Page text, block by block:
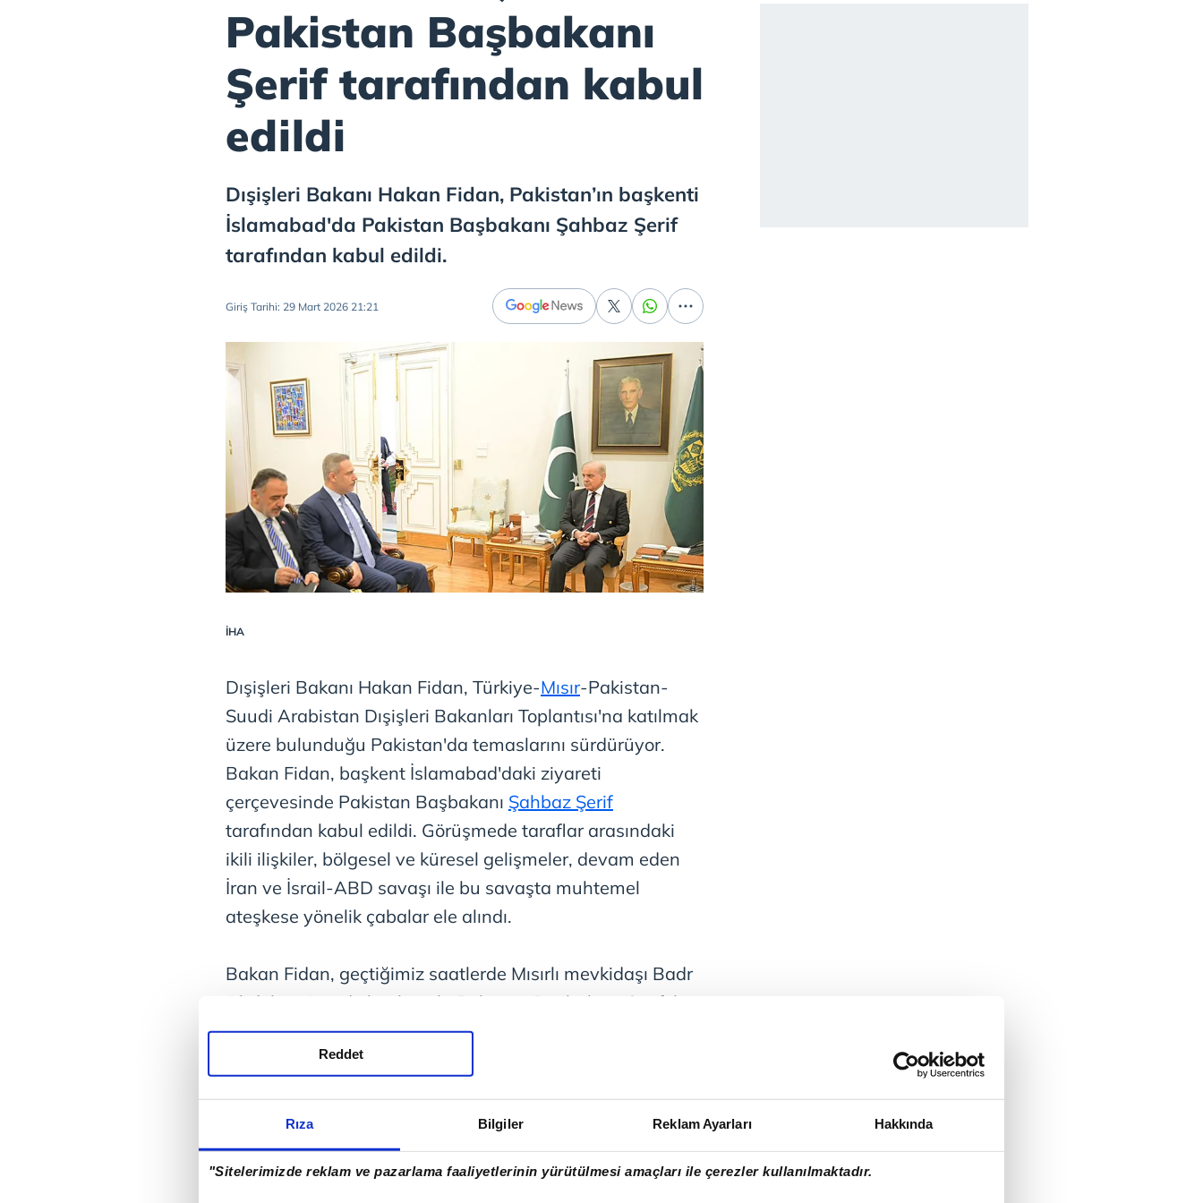
Rıza Bilgiler Reklam Ayarları Hakkında
"Sitelerimizde reklam ve pazarlama faaliyetlerinin yürütülmesi amaçları ile çerezler kullanılmaktadır.
Reddet
Pakistan Başbakanı
Şerif tarafından kabul
edildi
Dışişleri Bakanı Hakan Fidan, Pakistan’ın başkenti
İslamabad'da Pakistan Başbakanı Şahbaz Şerif
tarafından kabul edildi.
Giriş Tarihi: 29 Mart 2026 21:21
İHA
Dışişleri Bakanı Hakan Fidan, Türkiye-Mısır-Pakistan-
Suudi Arabistan Dışişleri Bakanları Toplantısı'na katılmak
üzere bulunduğu Pakistan'da temaslarını sürdürüyor.
Bakan Fidan, başkent İslamabad'daki ziyareti
çerçevesinde Pakistan Başbakanı Şahbaz Şerif
tarafından kabul edildi. Görüşmede taraflar arasındaki
ikili ilişkiler, bölgesel ve küresel gelişmeler, devam eden
İran ve İsrail-ABD savaşı ile bu savaşta muhtemel
ateşkese yönelik çabalar ele alındı.
Bakan Fidan, geçtiğimiz saatlerde Mısırlı mevkidaşı Badr
Abdelatty'nin de katılımıyla Pakistan Başbakanı Şerif ile
ayrı bir görüşme daha gerçekleştirmişti.
Bakan Fidan, İslamabad'da düzenlenen Türkiye-Mısır-
Pakistan-Suudi Arabistan Dışişleri Bakanları